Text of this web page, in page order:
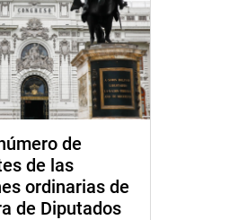
de
de las
ordinarias de
de Diputados